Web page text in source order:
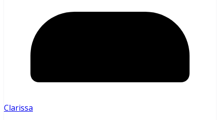
Clarissa